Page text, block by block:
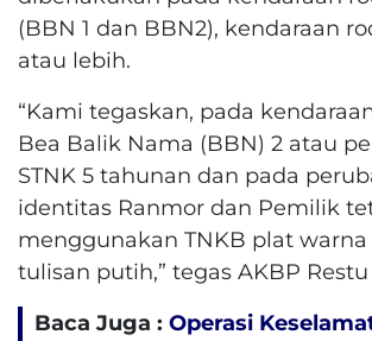
(BBN 1 dan BBN2), kendaraan
atau lebih.
“Kami tegaskan, pada
Bea Balik Nama (BBN) 2 atau
STNK 5 tahunan dan pada
identitas Ranmor dan Pemilik
menggunakan TNKB plat
tulisan putih,” tegas AKBP
Baca Juga : Operasi